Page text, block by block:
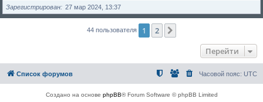
Зарегистрирован
27 мар 2024, 13:37
44 пользователя 1 2
Перейти
Список форумов Часовой пояс: UTC
Создано на основе phpBB® Forum Software © phpBB Limited